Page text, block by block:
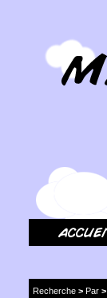
Recherche > Par >